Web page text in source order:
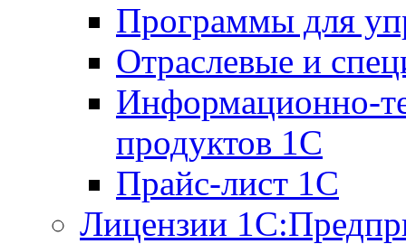
Программы для
Отраслевые и
Информационно-
продуктов 1С
Прайс-лист 1С
Лицензии